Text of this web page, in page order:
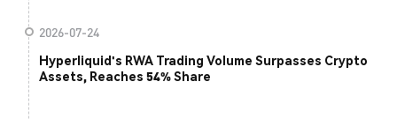
2026-07-24
Hyperliquid's RWA Trading Volume Surpasses Crypto
Assets, Reaches 54% Share